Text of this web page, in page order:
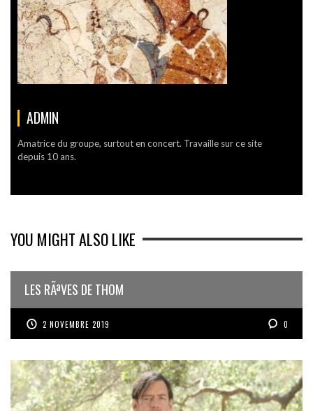
ADMIN
Amatrice du groupe, surtout en concert. Travaille sur ce site
depuis 10 ans.
YOU MIGHT ALSO LIKE
LES RÃªVES DE THOM
2 NOVEMBRE 2019 0